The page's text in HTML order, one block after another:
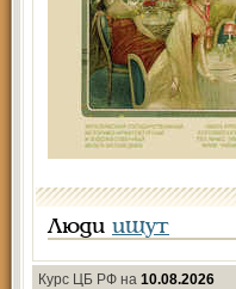
Люди ищут
Курс ЦБ РФ на 10.08.2026